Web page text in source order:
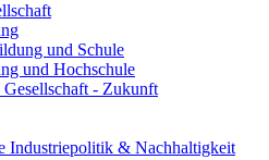
und Schule
und Hochschule
- Zukunft
Industriepolitik & Nachhaltigkeit